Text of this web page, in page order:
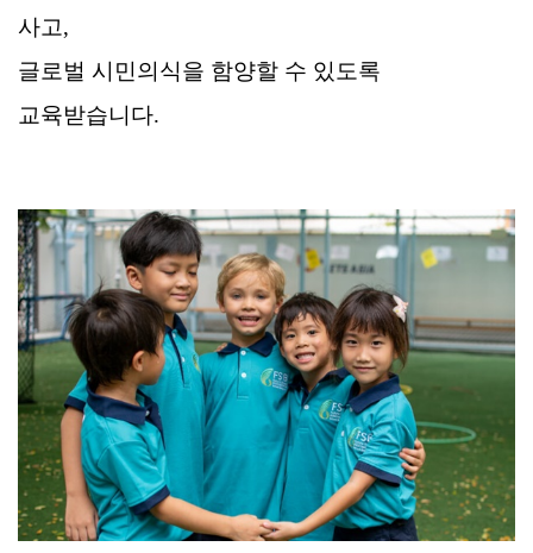
사고,
글로벌 시민의식을 함양할 수 있도록
교육받습니다.